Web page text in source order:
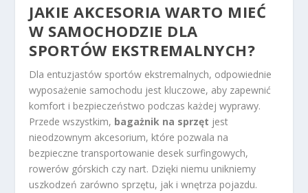
JAKIE AKCESORIA WARTO MIEĆ
W SAMOCHODZIE DLA
SPORTÓW EKSTREMALNYCH?
Dla entuzjastów sportów ekstremalnych, odpowiednie
wyposażenie samochodu jest kluczowe, aby zapewnić
komfort i bezpieczeństwo podczas każdej wyprawy.
Przede wszystkim, bagażnik na sprzęt jest
nieodzownym akcesorium, które pozwala na
bezpieczne transportowanie desek surfingowych,
rowerów górskich czy nart. Dzięki niemu unikniemy
uszkodzeń zarówno sprzętu, jak i wnętrza pojazdu.